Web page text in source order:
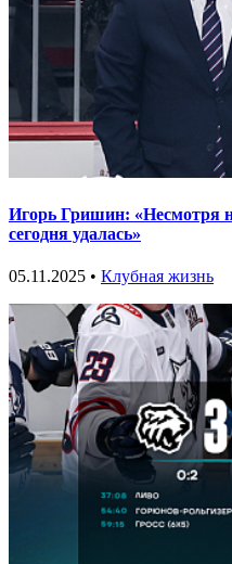
Игорь Гришин: «Несмотря
сегодня удалась»
05.11.2025 • Клубная жизнь